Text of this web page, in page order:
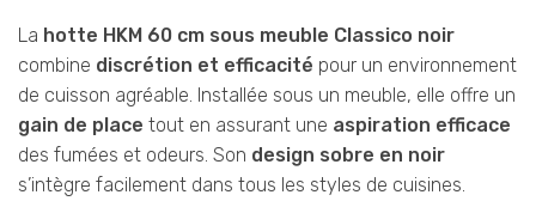
La hotte HKM 60 cm sous meuble Classico noir
combine discrétion et efficacité pour un environnement
de cuisson agréable. Installée sous un meuble, elle offre un
gain de place tout en assurant une aspiration efficace
des fumées et odeurs. Son design sobre en noir
s’intègre facilement dans tous les styles de cuisines.